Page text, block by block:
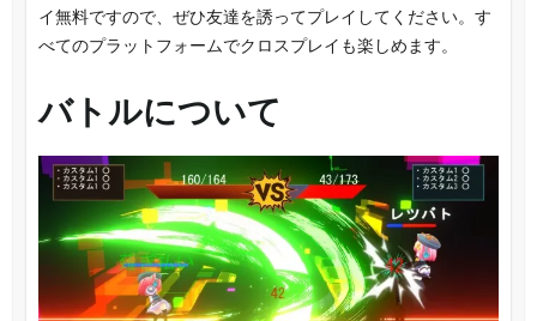
イ無料ですので、ぜひ友達を誘ってプレイしてください。す
べてのプラットフォームでクロスプレイも楽しめます。
バトルについて